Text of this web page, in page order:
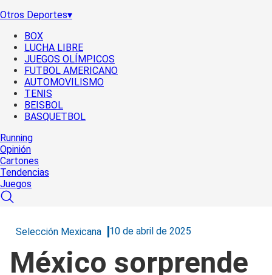
Otros Deportes▾
BOX
LUCHA LIBRE
JUEGOS OLÍMPICOS
FUTBOL AMERICANO
AUTOMOVILISMO
TENIS
BEISBOL
BASQUETBOL
Running
Opinión
Cartones
Tendencias
Juegos
Selección Mexicana 10 de abril de 2025
México sorprende